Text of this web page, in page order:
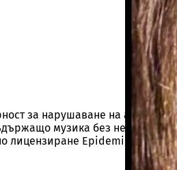
за нарушаване на авторски
музика без
лицензиране Epidemic Sound,